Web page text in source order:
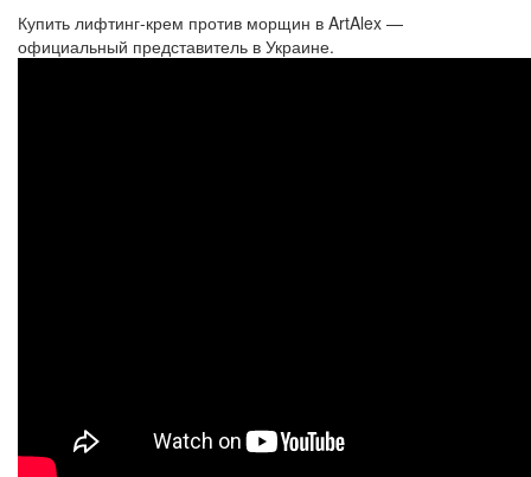
Купить лифтинг-крем против морщин в ArtAlex —
официальный представитель в Украине.